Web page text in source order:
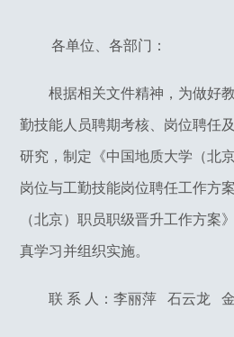
各单位、各部门：
根据相关文件精神，为做好教
勤技能人员聘期考核、岗位聘任
研究，制定《中国地质大学（北
岗位与工勤技能岗位聘任工作方
（北京）职员职级晋升工作方案
真学习并组织实施。
联 系 人：李丽萍 石云龙